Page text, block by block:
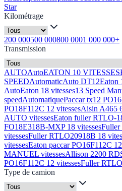
Star
Kilométrage
200 000500 000800 0001 000 000+
Transmission
AUTOAutoEATON 10 VITESSES
SPEEDAutomaticAuto DT12Eaton
AutoEaton 18 vitesses13 Speed
speedAutomatiquePaccar tx12
PO18F112C 12 vitessesAisin A465
AUTO vitessesEaton fuller RTLO-
FO18E318B-MXP 18 vitesses
vitessesFuller RTLO20918B 18
vitessesEaton paccar PO16F112C
MANUEL vitessesAllison 2200
PO16F112C 12 vitessesFuller
Type de camion